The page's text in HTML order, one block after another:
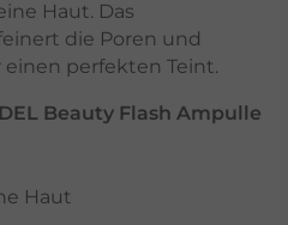
Haut. Das
die Poren und
perfekten Teint.
Beauty Flash Ampulle
Haut